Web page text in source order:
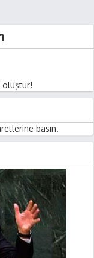
oluştur!
basın.